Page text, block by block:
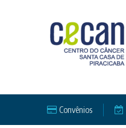
Convênios